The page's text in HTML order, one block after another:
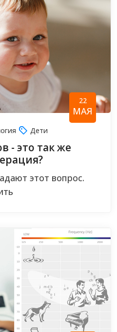
22
МАЯ
Дети
- это так же
этот вопрос.